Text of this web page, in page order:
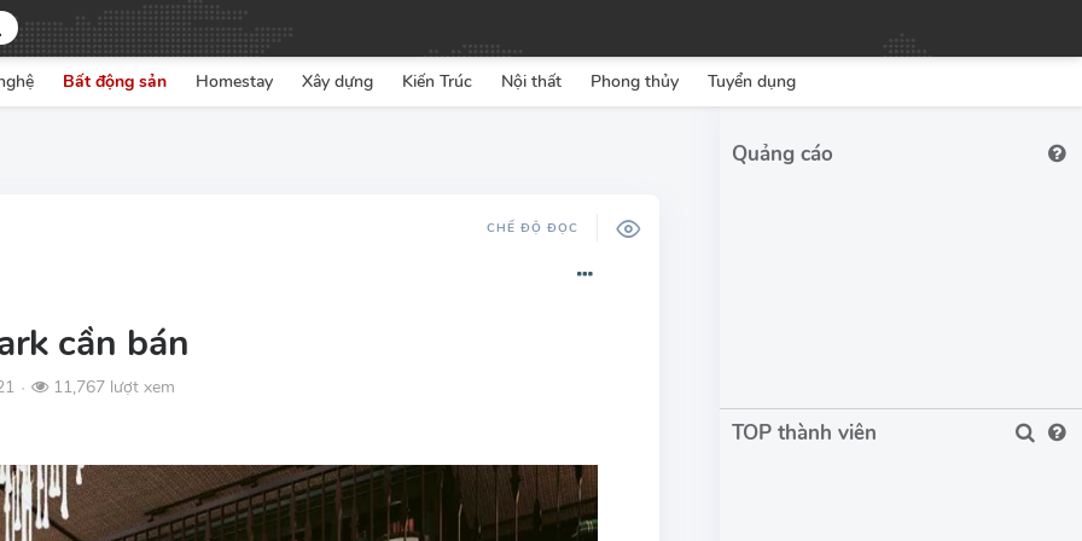
Bất động sản Homestay Xây dựng Kiến Trúc Nội thất Phong thủy Tuyển dụng
CHẾ ĐỘ ĐỌC
cần bán
● 11,767 lượt xem
TOP thành viên